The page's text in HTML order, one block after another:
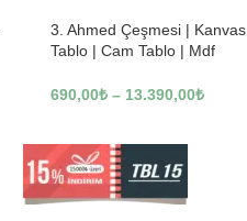
3. Ahmed Çeşmesi | Kanvas
Tablo | Cam Tablo | Mdf
690,00₺ – 13.390,00₺